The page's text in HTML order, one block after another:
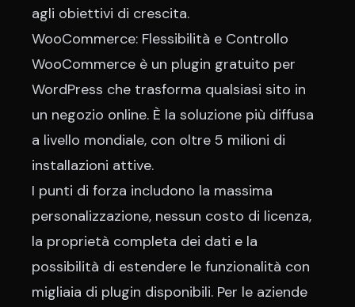
agli obiettivi di crescita.
WooCommerce: Flessibilità e Controllo
WooCommerce è un plugin gratuito per
WordPress che trasforma qualsiasi sito in
un negozio online. È la soluzione più diffusa
a livello mondiale, con oltre 5 milioni di
installazioni attive.
I punti di forza includono la massima
personalizzazione, nessun costo di licenza,
la proprietà completa dei dati e la
possibilità di estendere le funzionalità con
migliaia di plugin disponibili. Per le aziende